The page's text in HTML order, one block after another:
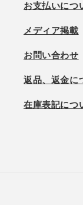
お支払いにつ
メディア掲載
お問い合わせ
返品、返金に
在庫表記につ